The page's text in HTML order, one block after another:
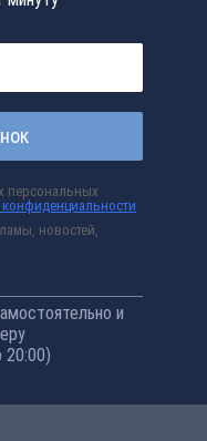
персональных
новостей,
и
20:00)